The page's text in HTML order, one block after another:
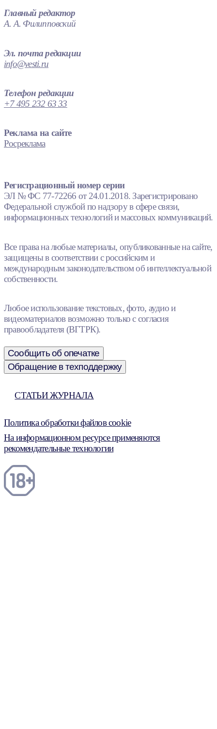
Главный редактор
А. А. Филипповский
Эл. почта редакции
info@vesti.ru
Телефон редакции
+7 495 232 63 33
Реклама на сайте
Росреклама
Регистрационный номер серии
ЭЛ № ФС 77-72266 от 24.01.2018. Зарегистрировано
Федеральной службой по надзору в сфере связи,
информационных технологий и массовых коммуникаций.
Все права на любые материалы, опубликованные на сайте,
защищены в соответствии с российским и
международным законодательством об интеллектуальной
собственности.
Любое использование текстовых, фото, аудио и
видеоматериалов возможно только с согласия
правообладателя (ВГТРК).
Сообщить об опечатке
Обращение в техподдержку
СТАТЬИ ЖУРНАЛА
Политика обработки файлов cookie
На информационном ресурсе применяются
рекомендательные технологии